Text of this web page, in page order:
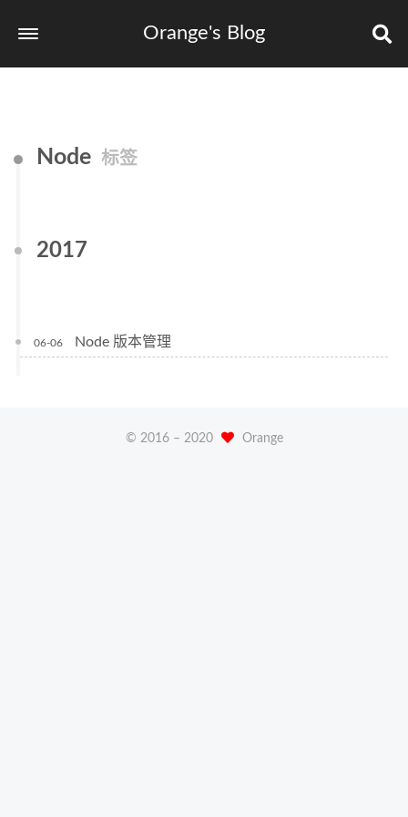
Orange's Blog
Node 标签
2017
06-06 Node 版本管理
© 2016 – 2020 Orange